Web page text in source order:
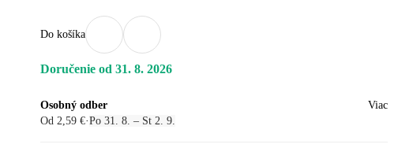
Do košíka
Doručenie od 31. 8. 2026
Osobný odber
Od 2,59 €·Po 31. 8. – St 2. 9.
Viac